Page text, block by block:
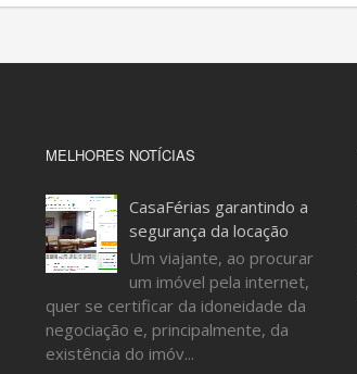
MELHORES NOTÍCIAS
CasaFérias garantindo a
segurança da locação
Um viajante, ao procurar
um imóvel pela internet,
quer se certificar da idoneidade da
negociação e, principalmente, da
existência do imóv...